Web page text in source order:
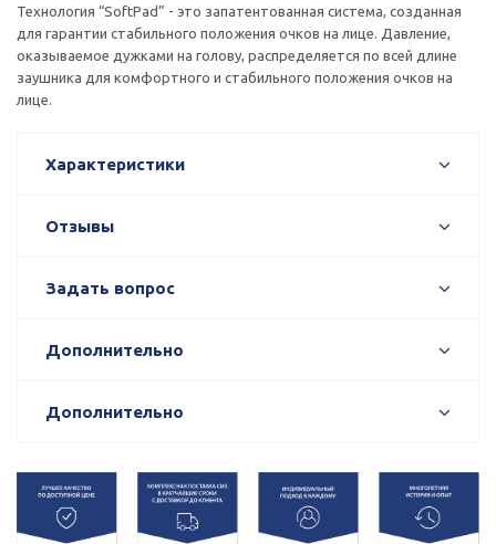
Технология “SoftPad” - это запатентованная система, созданная
для гарантии стабильного положения очков на лице. Давление,
оказываемое дужками на голову, распределяется по всей длине
заушника для комфортного и стабильного положения очков на
лице.
Характеристики
Отзывы
Задать вопрос
Дополнительно
Дополнительно